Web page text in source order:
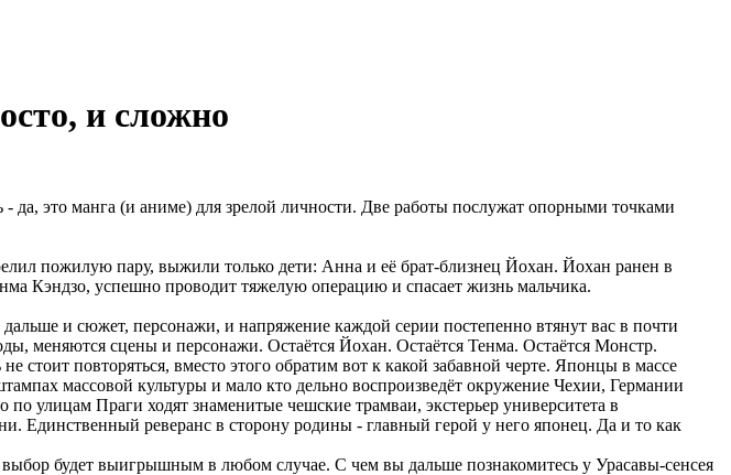
и сложно
- да, это манга (и аниме) для зрелой личности. Две работы послужат опорными точками
пожилую пару, выжили только дети: Анна и её брат-близнец Йохан. Йохан ранен в
Кэндзо, успешно проводит тяжелую операцию и спасает жизнь мальчика.
дальше и сюжет, персонажи, и напряжение каждой серии постепенно втянут вас в почти
меняются сцены и персонажи. Остаётся Йохан. Остаётся Тенма. Остаётся Монстр.
повторяться, вместо этого обратим вот к какой забавной черте. Японцы в массе
массовой культуры и мало кто дельно воспроизведёт окружение Чехии, Германии
улицам Праги ходят знаменитые чешские трамваи, экстерьер университета в
Единственный реверанс в сторону родины - главный герой у него японец. Да и то как
будет выигрышным в любом случае. С чем вы дальше познакомитесь у Урасавы-сенсея